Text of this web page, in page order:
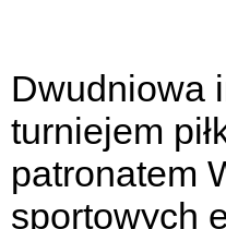
Dwudniowa
turniejem
patronatem
sportowych